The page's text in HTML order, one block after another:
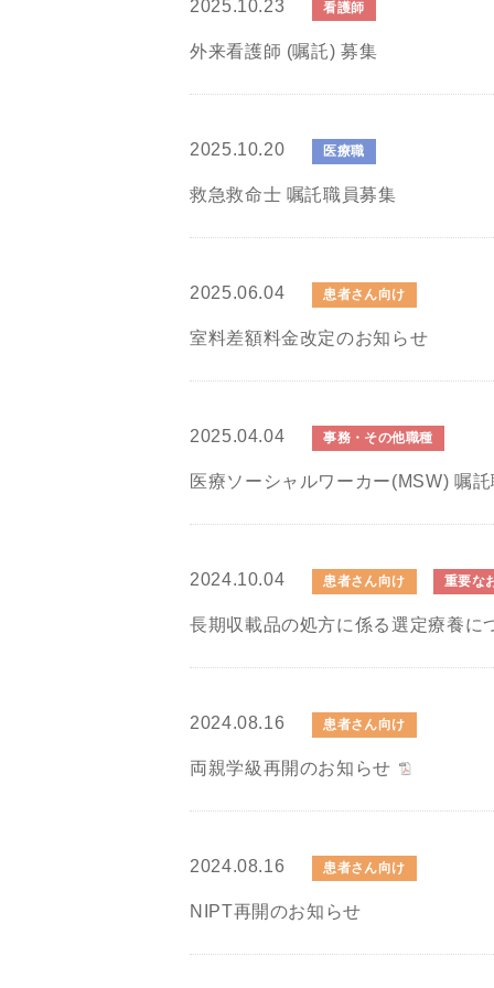
2025.10.23 看護師
外来看護師 (嘱託) 募集
2025.10.20 医療職
救急救命士 嘱託職員募集
2025.06.04 患者さん向け
室料差額料金改定のお知らせ
2025.04.04 事務・その他職種
医療ソーシャルワーカー(MSW) 嘱
2024.10.04 患者さん向け 重要な
長期収載品の処方に係る選定療養に
2024.08.16 患者さん向け
両親学級再開のお知らせ
2024.08.16 患者さん向け
NIPT再開のお知らせ